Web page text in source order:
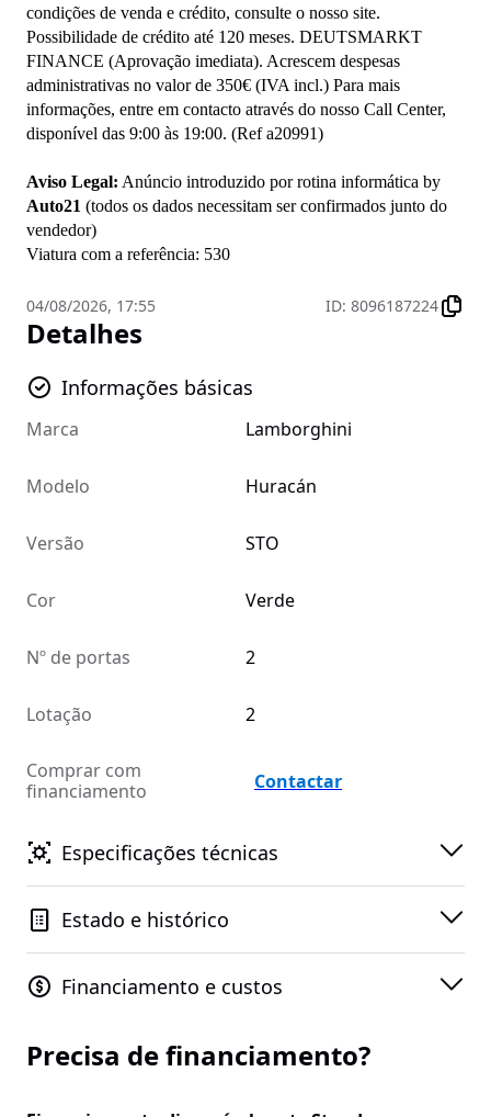
condições de venda e crédito, consulte o nosso site.
Possibilidade de crédito até 120 meses. DEUTSMARKT
FINANCE (Aprovação imediata). Acrescem despesas
administrativas no valor de 350€ (IVA incl.) Para mais
informações, entre em contacto através do nosso Call Center,
disponível das 9:00 às 19:00. (Ref a20991)
Aviso Legal:
Auto21 (todos os dados necessitam ser confirmados junto do
vendedor)
Viatura com a referência: 530
04/08/2026, 17:55 ID: 8096187224
Detalhes
Informações básicas
Marca Lamborghini
Modelo Huracán
Versão STO
Cor Verde
Nº de portas 2
Lotação 2
Comprar com
financiamento
Contactar
Especificações técnicas
Estado e histórico
Financiamento e custos
Precisa de financiamento?